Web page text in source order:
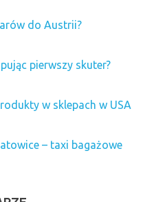
do Austrii?
pierwszy skuter?
w sklepach w USA
– taxi bagażowe